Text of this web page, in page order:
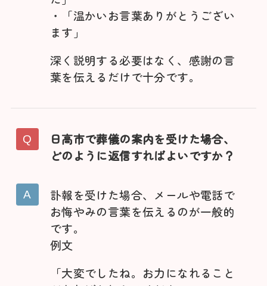
・「温かいお言葉ありがとうござい
ます」
深く説明する必要はなく、感謝の言
葉を伝えるだけで十分です。
日高市で葬儀の案内を受けた場合、
どのように返信すればよいですか？
訃報を受けた場合、メールや電話で
お悔やみの言葉を伝えるのが一般的
です。
例文
「大変でしたね。お力になれること